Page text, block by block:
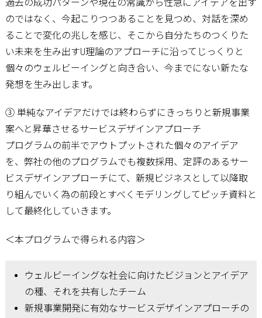
過去の成功パターンや現在の常識から性急にアイデアを出す
のではなく、今起こりつつあることを見つめ、対話を深め
ることで変化の兆しを感じ、そこから自分たちのつくりた
い未来を生み出すU理論のアプローチに沿ってじっくりと
個々のウェルビーイングと向き合い、今までにない新たな
発想を生み出します。
③ 単純なアイデアだけでは終わらずにきっちりと新規事業
案へと昇華させるサービスデザインアプローチ
プログラムの前半でアウトプットされた個々のアイデア
を、弊社の他のプログラムでも複数採用、定評のあるサー
ビスデザインアプローチにて、新規ビジネスとして以降取
り組んでいく為の前段とすべくモデリングしてピッチ資料と
して最終化していきます。
＜本プログラムで得られる内容＞
ウェルビーイングな社会に向けたビジョンとアイデア
の種、それを共有したチーム
新規事業開発に有効なサービスデザインアプローチの